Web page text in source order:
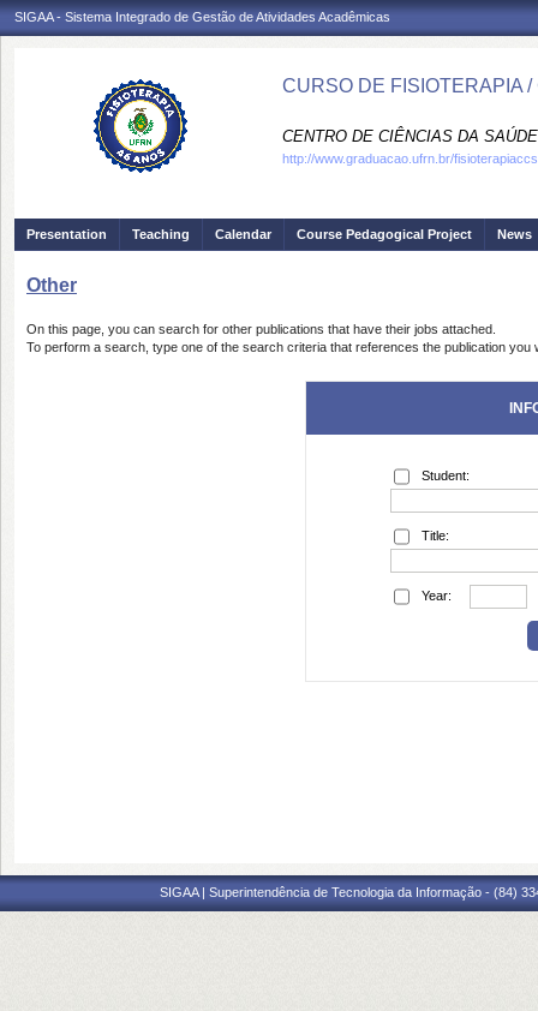
SIGAA - Sistema Integrado de Gestão de Atividades Acadêmicas
CURSO DE FISIOTERAPIA /
CENTRO DE CIÊNCIAS DA
http://www.graduacao.ufrn.br/fisioterapiaccs
Presentation Teaching Calendar Course Pedagogical Project News
Other
On this page, you can search for other publications that have their jobs attached.
To perform a search, type one of the search criteria that references the publication you
Student:
Title:
Year:
SIGAA | Superintendência de Tecnologia da Informação - (84)